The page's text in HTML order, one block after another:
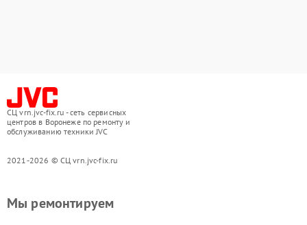
СЦ vrn.jvc-fix.ru - сеть сервисных
центров в Воронеже по ремонту и
обслуживанию техники JVC
2021-2026 © СЦ vrn.jvc-fix.ru
Мы ремонтируем